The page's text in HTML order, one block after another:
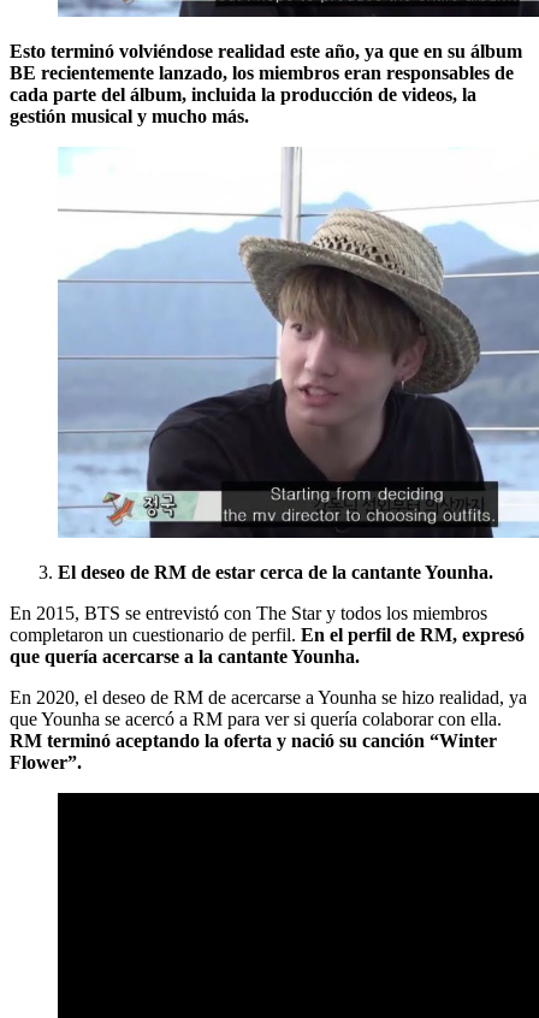
Esto terminó volviéndose realidad este año, ya que en su álbum
BE recientemente lanzado, los miembros eran responsables de
cada parte del álbum, incluida la producción de videos, la
gestión musical y mucho más.
El deseo de RM de estar cerca de la cantante Younha.
En 2015, BTS se entrevistó con The Star y todos los miembros
completaron un cuestionario de perfil. En el perfil de RM, expresó
que quería acercarse a la cantante Younha.
En 2020, el deseo de RM de acercarse a Younha se hizo realidad, ya
que Younha se acercó a RM para ver si quería colaborar con ella.
RM terminó aceptando la oferta y nació su canción “Winter
Flower”.